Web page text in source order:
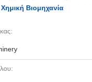
Βιομηχανία